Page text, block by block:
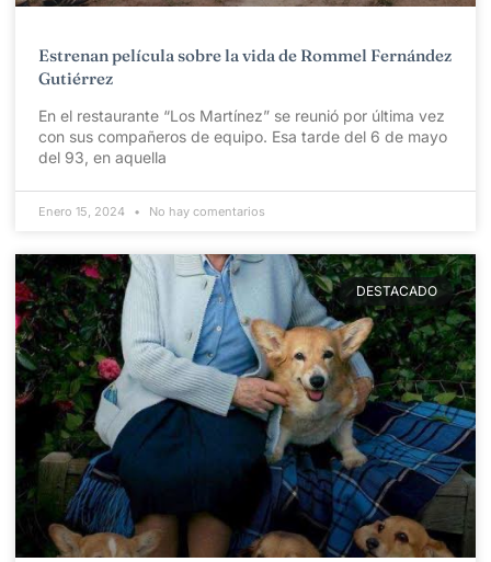
Estrenan película sobre la vida de Rommel Fernández
Gutiérrez
En el restaurante “Los Martínez” se reunió por última vez
con sus compañeros de equipo. Esa tarde del 6 de mayo
del 93, en aquella
Enero 15, 2024 No hay comentarios
DESTACADO